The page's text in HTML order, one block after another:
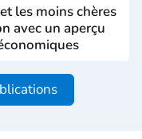
les moins chères
avec un aperçu